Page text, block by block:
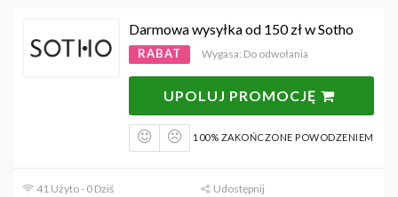
Darmowa wysyłka od 150 zł w Sotho
RABAT Wygasa: Do odwołania
UPOLUJ PROMOCJĘ
100% ZAKOŃCZONE POWODZENIEM
41 Użyto - 0 Dziś
Udostępnij